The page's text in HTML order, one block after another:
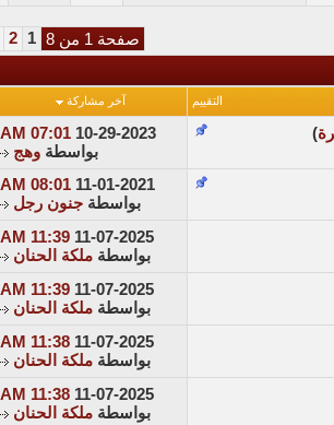
صفحة 1 من 8 1
2
التقييم آخر مشاركة
)
10-29-2023
07:01 AM
بواسطة وهج
11-01-2021
08:01 AM
بواسطة جنون رجل
11-07-2025
11:39 AM
بواسطة ملكة الحنان
11-07-2025
11:39 AM
بواسطة ملكة الحنان
11-07-2025
11:38 AM
بواسطة ملكة الحنان
11-07-2025
11:38 AM
بواسطة ملكة الحنان